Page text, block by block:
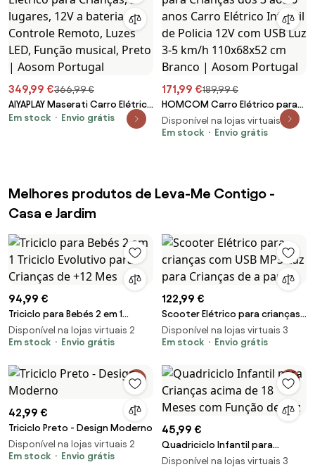
349,99 €366,99 €
AIYAPLAY Maserati Carro Elétrico
para Crianças, 2 lugares, 12V a
Em stock Envio grátis
171,99 €189,99 €
HOMCOM Carro Elétrico para
Crianças dos 3 aos 6 anos
Carro Elétrico Infantil de Policia
Disponível na lojas virtuais 3
Em stock
Envio grátis
Melhores produtos de Leva-Me Contigo -
Casa e Jardim
94,99 €
Triciclo para Bebés 2 em 1
Triciclo Evolutivo para Crianças
de +12 Mes
Disponível na lojas virtuais 2
Em stock
Envio grátis
122,99 €
Scooter Elétrico para crianças
com USB MP3 Luz para Crianças
de a part
Disponível na lojas virtuais 3
Em stock
Envio grátis
42,99 €
Triciclo Preto - Design Moderno
Disponível na lojas virtuais 2
Em stock
Envio grátis
45,99 €
Quadriciclo Infantil para
Crianças acima de 18 Meses
Disponível na lojas virtuais 3